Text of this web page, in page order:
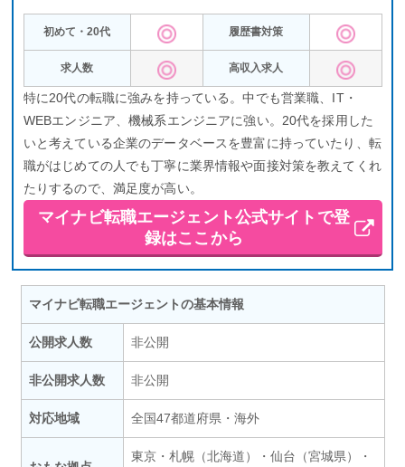
初めて・20代 履歴書対策
求人数 高収入求人
特に20代の転職に強みを持っている。中でも営業職、IT・
WEBエンジニア、機械系エンジニアに強い。20代を採用した
いと考えている企業のデータベースを豊富に持っていたり、転
職がはじめての人でも丁寧に業界情報や面接対策を教えてくれ
たりするので、満足度が高い。
マイナビ転職エージェント公式サイトで登
録はここから
マイナビ転職エージェントの基本情報
公開求人数 非公開
非公開求人数 非公開
対応地域 全国47都道府県・海外
東京・札幌（北海道）・仙台（宮城県）・